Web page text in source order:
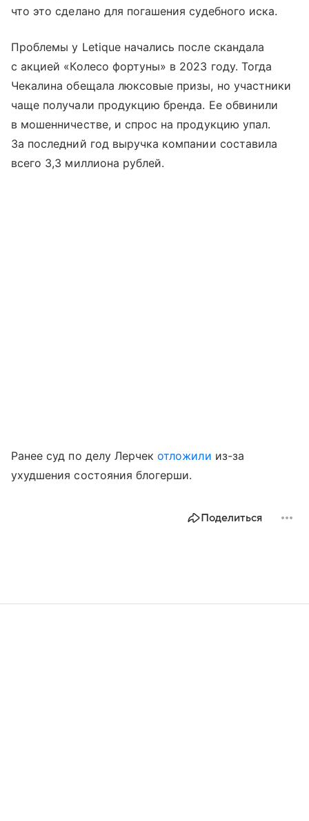
что это сделано для погашения судебного иска.
Проблемы у Letique начались после скандала
с акцией «Колесо фортуны» в 2023 году. Тогда
Чекалина обещала люксовые призы, но участники
чаще получали продукцию бренда. Ее обвинили
в мошенничестве, и спрос на продукцию упал.
За последний год выручка компании составила
всего 3,3 миллиона рублей.
Ранее суд по делу Лерчекотложили из-за
ухудшения состояния блогерши.
Поделиться